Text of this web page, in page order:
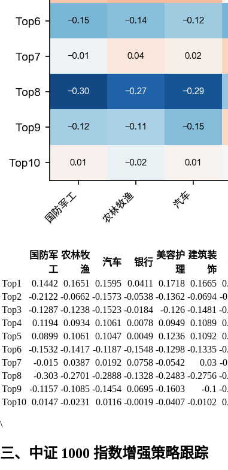
国防军
工
农林牧
渔
汽车 银行
美容护
理
建筑装
饰
Top1
0.1442 0.1651 0.1595 0.0411 0.1718 0.1665
Top2
-0.2122 -0.0662 -0.1573 -0.0538 -0.1362 -0.0694 -
Top3
-0.1287 -0.1238 -0.1523 -0.0184 -0.126 -0.1481 -
Top4
0.1194 0.0934 0.1061 0.0078 0.0949 0.1089
Top5
0.0899 0.1061 0.1047 0.0049 0.1236 0.1092
Top6
-0.1532 -0.1417 -0.1187 -0.1548 -0.1298 -0.1335 -
Top7
-0.015 0.0387 0.0192 0.0758 -0.0542 0.03 -
Top8
-0.303 -0.2701 -0.2888 -0.1328 -0.2483 -0.2756 -
Top9
-0.1157 -0.1085 -0.1454 0.0695 -0.1603 -0.1 -
Top10 0.0147 -0.0231 0.0116 -0.0019 -0.0407 -0.0102
\
三、中证 1000 指数增强策略跟踪